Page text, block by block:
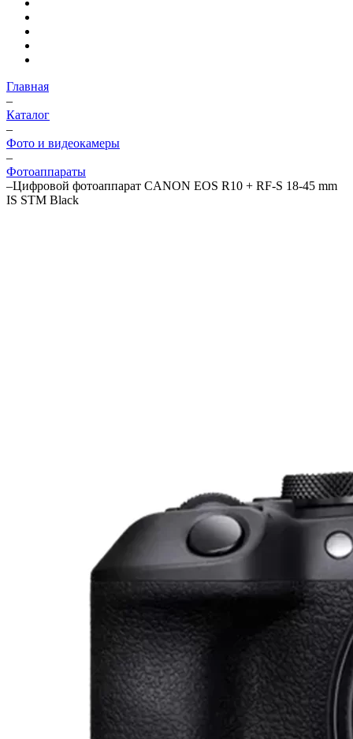
Главная
–
Каталог
–
Фото и видеокамеры
–
Фотоаппараты
–Цифровой фотоаппарат CANON EOS R10 + RF-S 18-45 mm
IS STM Black